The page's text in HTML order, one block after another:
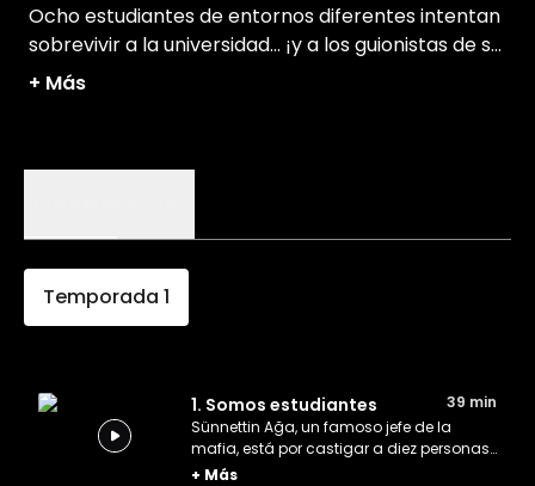
Ocho estudiantes de entornos diferentes intentan
sobrevivir a la universidad... ¡y a los guionistas de su
propia serie!
+ Más
Temporada 1
1. Somos estudiantes
39 min
Sünnettin Ağa, un famoso jefe de la
mafia, está por castigar a diez personas
que considera miembros de una
+ Más